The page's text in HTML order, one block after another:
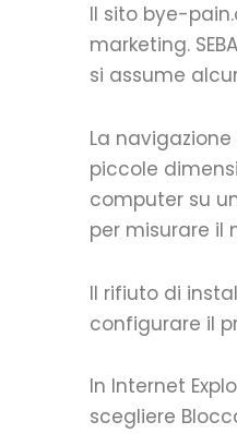
Il sito bye-
marketing.
si assume
La
piccole
computer su
per misurare il
Il rifiuto di
configurare il
In Internet
scegliere